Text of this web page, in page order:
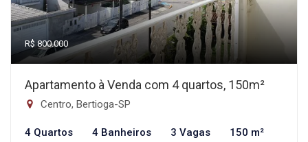
R$ 800.000
Apartamento à Venda com 4 quartos, 150m²
Centro, Bertioga-SP
4 Quartos 4 Banheiros 3 Vagas 150 m²